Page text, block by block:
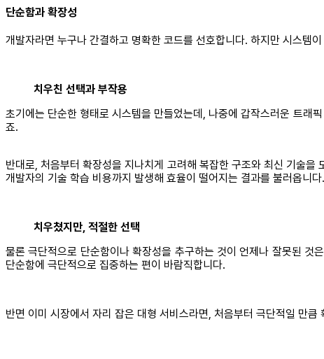
단순함과 확장성
개발자라면 누구나 간결하고 명확한 코드를 선호합니다. 하지만 시스템
치우친 선택과 부작용
초기에는 단순한 형태로 시스템을 만들었는데, 나중에 갑작스러운 트래
죠.
반대로, 처음부터 확장성을 지나치게 고려해 복잡한 구조와 최신 기술
개발자의 기술 학습 비용까지 발생해 효율이 떨어지는 결과를 불러옵니다.
치우쳤지만, 적절한 선택
물론 극단적으로 단순함이나 확장성을 추구하는 것이 언제나 잘못된
단순함에 극단적으로 집중하는 편이 바람직합니다.
반면 이미 시장에서 자리 잡은 대형 서비스라면, 처음부터 극단적일 만